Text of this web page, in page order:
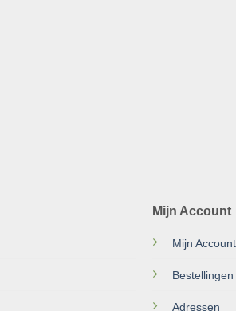
Mijn Account
Mijn Account
Bestellingen
Adressen